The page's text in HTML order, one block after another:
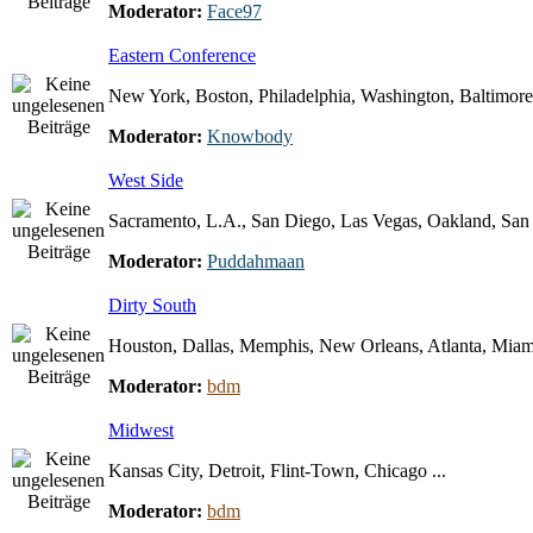
Moderator: Face97
Eastern Conference
New York, Boston, Philadelphia, Washington,
Moderator: Knowbody
West Side
Sacramento, L.A., San Diego, Las Vegas, Oakland,
Moderator: Puddahmaan
Dirty South
Houston, Dallas, Memphis, New Orleans, Atlanta,
Moderator: bdm
Midwest
Kansas City, Detroit, Flint-Town, Chicago ...
Moderator: bdm